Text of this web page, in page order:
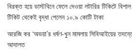
বিরক্ত হয়ে ডাস্টবিনে ফেলে দেওয়া লটারির টিকিটে
টিকিট থেকেই বৃদ্ধা পেলেন ১০.৯ কোটি টাকা
আরজি কর ‘অভয়া’র ধর্ষণ-খুন মামলায় সিবিআইয়ের
আদালত